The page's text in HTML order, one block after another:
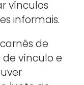
vínculos
informais.
de
vínculo e